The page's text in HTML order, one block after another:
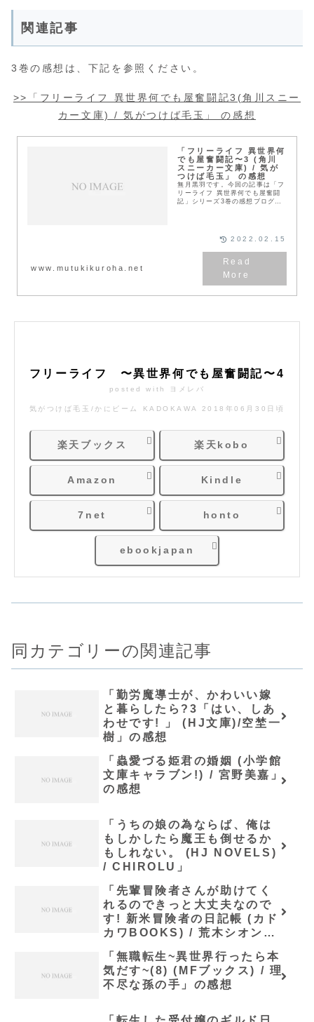
関連記事
3巻の感想は、下記を参照ください。
>>「フリーライフ 異世界何でも屋奮闘記3(角川スニー
カー文庫) / 気がつけば毛玉」 の感想
「フリーライフ 異世界何
でも屋奮闘記〜3 (角川
スニーカー文庫) / 気が
つけば毛玉」 の感想
無月黒羽です。今回の記事は「フ
リーライフ 異世界何でも屋奮闘
記」シリーズ3巻の感想ブログで
www.mutukikuroha.net
2022.02.15
フリーライフ 〜異世界何でも屋奮闘記〜4
posted with ヨメレバ
気がつけば毛玉/かにビーム KADOKAWA 2018年06月30日頃
楽天ブックス 楽天kobo
Amazon Kindle
7net honto
ebookjapan
同カテゴリーの関連記事
「勤労魔導士が、かわいい嫁
と暮らしたら?3「はい、しあ
わせです! 」 (HJ文庫)/空埜一
樹」の感想
「蟲愛づる姫君の婚姻 (小学館
文庫キャラブン!) / 宮野美嘉」
の感想
「うちの娘の為ならば、俺は
もしかしたら魔王も倒せるか
もしれない。 (HJ NOVELS)
/ CHIROLU」
「先輩冒険者さんが助けてく
れるのできっと大丈夫なので
す! 新米冒険者の日記帳 (カド
カワBOOKS) / 荒木シオン」
「無職転生~異世界行ったら本
気だす~(8) (MFブックス) / 理
不尽な孫の手」の感想